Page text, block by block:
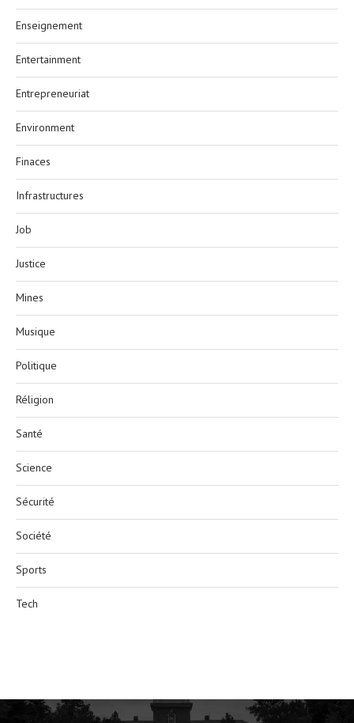
Enseignement
Entertainment
Entrepreneuriat
Environment
Finaces
Infrastructures
Job
Justice
Mines
Musique
Politique
Réligion
Santé
Science
Sécurité
Société
Sports
Tech